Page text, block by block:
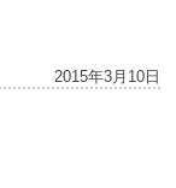
2015年3月10日